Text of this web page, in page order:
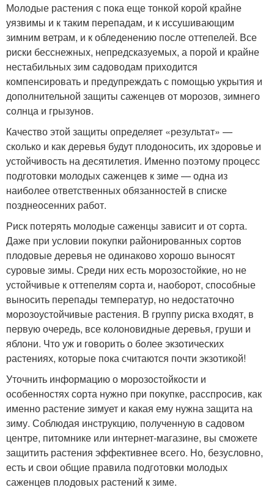
Молодые растения с пока еще тонкой корой крайне
уязвимы и к таким перепадам, и к иссушивающим
зимним ветрам, и к обледенению после оттепелей. Все
риски бесснежных, непредсказуемых, а порой и крайне
нестабильных зим садоводам приходится
компенсировать и предупреждать с помощью укрытия и
дополнительной защиты саженцев от морозов, зимнего
солнца и грызунов.
Качество этой защиты определяет «результат» —
сколько и как деревья будут плодоносить, их здоровье и
устойчивость на десятилетия. Именно поэтому процесс
подготовки молодых саженцев к зиме — одна из
наиболее ответственных обязанностей в списке
позднеосенних работ.
Риск потерять молодые саженцы зависит и от сорта.
Даже при условии покупки районированных сортов
плодовые деревья не одинаково хорошо выносят
суровые зимы. Среди них есть морозостойкие, но не
устойчивые к оттепелям сорта и, наоборот, способные
выносить перепады температур, но недостаточно
морозоустойчивые растения. В группу риска входят, в
первую очередь, все колоновидные деревья, груши и
яблони. Что уж и говорить о более экзотических
растениях, которые пока считаются почти экзотикой!
Уточнить информацию о морозостойкости и
особенностях сорта нужно при покупке, расспросив, как
именно растение зимует и какая ему нужна защита на
зиму. Соблюдая инструкцию, полученную в садовом
центре, питомнике или интернет-магазине, вы сможете
защитить растения эффективнее всего. Но, безусловно,
есть и свои общие правила подготовки молодых
саженцев плодовых растений к зиме.